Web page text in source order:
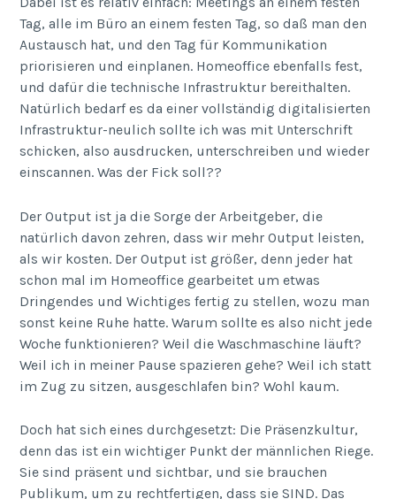
Tag, alle im Büro an einem festen Tag, so daß man den
Austausch hat, und den Tag für Kommunikation
priorisieren und einplanen. Homeoffice ebenfalls fest,
und dafür die technische Infrastruktur bereithalten.
Natürlich bedarf es da einer vollständig digitalisierten
Infrastruktur-neulich sollte ich was mit Unterschrift
schicken, also ausdrucken, unterschreiben und wieder
einscannen. Was der Fick soll??
Der Output ist ja die Sorge der Arbeitgeber, die
natürlich davon zehren, dass wir mehr Output leisten,
als wir kosten. Der Output ist größer, denn jeder hat
schon mal im Homeoffice gearbeitet um etwas
Dringendes und Wichtiges fertig zu stellen, wozu man
sonst keine Ruhe hatte. Warum sollte es also nicht jede
Woche funktionieren? Weil die Waschmaschine läuft?
Weil ich in meiner Pause spazieren gehe? Weil ich statt
im Zug zu sitzen, ausgeschlafen bin? Wohl kaum.
Doch hat sich eines durchgesetzt: Die Präsenzkultur,
denn das ist ein wichtiger Punkt der männlichen Riege.
Sie sind präsent und sichtbar, und sie brauchen
Publikum, um zu rechtfertigen, dass sie SIND. Das